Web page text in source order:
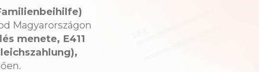
Magyarországon
menete, E411